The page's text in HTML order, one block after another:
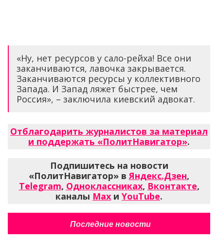
«Ну, нет ресурсов у сало-рейха! Все они
заканчиваются, лавочка закрывается.
Заканчиваются ресурсы у коллективного
Запада. И Запад ляжет быстрее, чем
Россия», – заключила киевский адвокат.
Отблагодарить журналистов за материал
и поддержать «ПолитНавигатор».
Подпишитесь на новости
«ПолитНавигатор» вЯндекс.Дзен,
Telegram, Одноклассниках, Вконтакте,
каналы Max и YouTube.
Последние новости